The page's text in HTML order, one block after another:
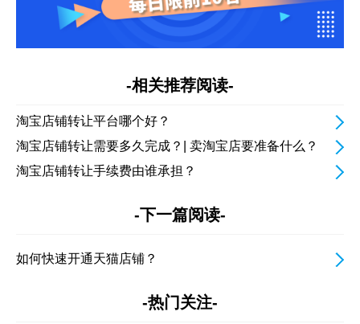
-相关推荐阅读-
淘宝店铺转让平台哪个好？
淘宝店铺转让需要多久完成？| 卖淘宝店要准备什么？
淘宝店铺转让手续费由谁承担？
-下一篇阅读-
如何快速开通天猫店铺？
-热门关注-